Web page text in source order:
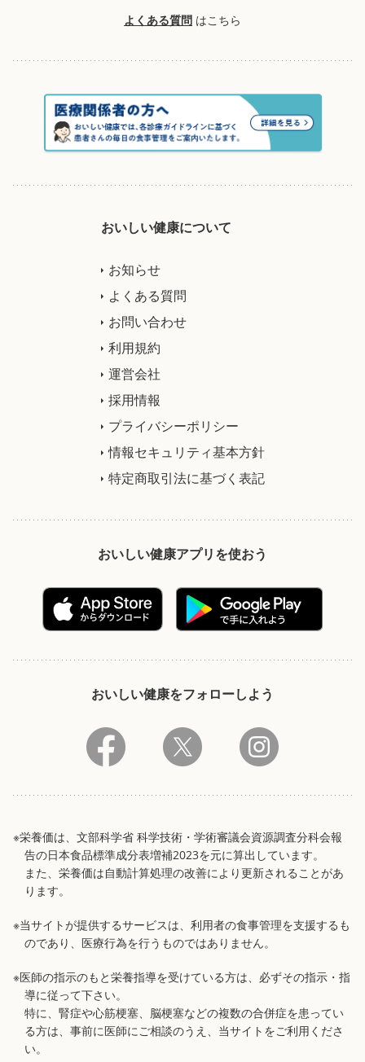
よくある質問 はこちら
おいしい健康について
お知らせ
よくある質問
お問い合わせ
利用規約
運営会社
採用情報
プライバシーポリシー
情報セキュリティ基本方針
特定商取引法に基づく表記
おいしい健康アプリを使おう
おいしい健康をフォローしよう
※栄養価は、文部科学省 科学技術・学術審議会資源調査分科会報
告の日本食品標準成分表増補2023を元に算出しています。
また、栄養価は自動計算処理の改善により更新されることがあ
ります。
※当サイトが提供するサービスは、利用者の食事管理を支援するも
のであり、医療行為を行うものではありません。
※医師の指示のもと栄養指導を受けている方は、必ずその指示・指
導に従って下さい。
特に、腎症や心筋梗塞、脳梗塞などの複数の合併症を患ってい
る方は、事前に医師にご相談のうえ、当サイトをご利用くださ
い。